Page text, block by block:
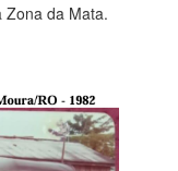
Zona da Mata.